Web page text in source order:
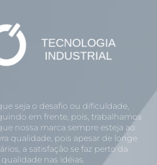
seja o desafio ou dificuldade,
em frente, pois, trabalhamos
nossa marca sempre esteja ao
qualidade, pois apesar de longe
a satisfação se faz perto da
qualidade nas idéias.